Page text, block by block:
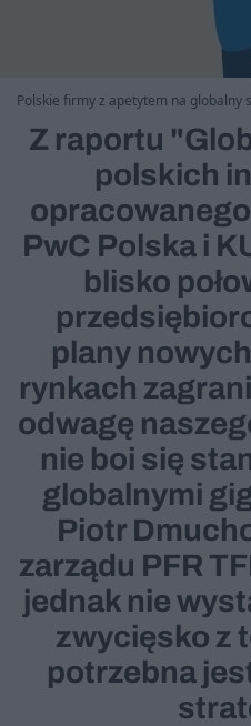
Polskie firmy z apetytem na globalny
Z raportu
polskich
PwC Polska i
blisko
plany
rynkach
odwagę
nie boi się
globalnymi
Piotr
zarządu PFR
jednak nie
zwycięsko z
potrzebna